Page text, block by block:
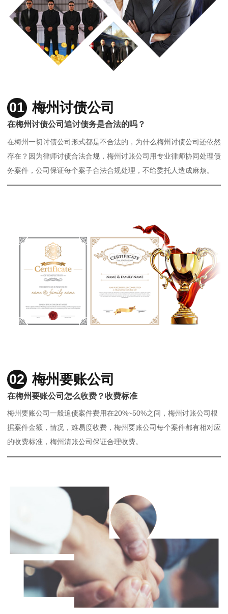
01 梅州讨债公司
在梅州讨债公司追讨债务是合法的吗？
在梅州一切讨债公司形式都是不合法的，为什么梅州讨债公司还依然
存在？因为律师讨债合法合规，梅州讨账公司用专业律师协同处理债
务案件，公司保证每个案子合法合规处理，不给委托人造成麻烦。
02 梅州要账公司
在梅州要账公司怎么收费？收费标准
梅州要账公司一般追债案件费用在20%~50%之间，梅州讨账公司根
据案件金额，情况，难易度收费，梅州要账公司每个案件都有相对应
的收费标准，梅州清账公司保证合理收费。